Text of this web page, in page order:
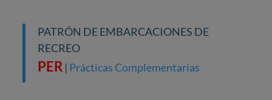
PATRÓN DE EMBARCACIONES DE
RECREO
PER | Prácticas Complementarias